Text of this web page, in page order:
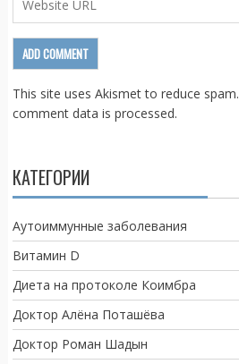
This site uses Akismet to reduce spam.
comment data is processed.
КАТЕГОРИИ
Аутоиммунные заболевания
Витамин D
Диета на протоколе Коимбра
Доктор Алёна Поташёва
Доктор Роман Шадын